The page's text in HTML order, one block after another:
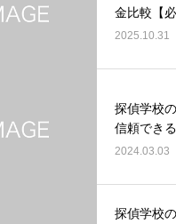
金比較【必
2025.10.31
探偵学校
信頼でき
2024.03.03
探偵学校